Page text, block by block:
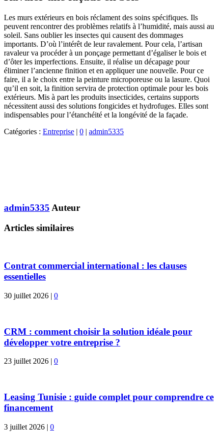
Les murs extérieurs en bois réclament des soins spécifiques. Ils
peuvent rencontrer des problèmes relatifs à l’humidité, mais aussi au
soleil. Sans oublier les insectes qui causent des dommages
importants. D’où l’intérêt de leur ravalement. Pour cela, l’artisan
ravaleur va procéder à un ponçage permettant d’égaliser le bois et
d’ôter les imperfections. Ensuite, il réalise un décapage pour
éliminer l’ancienne finition et en appliquer une nouvelle. Pour ce
faire, il a le choix entre la peinture microporeuse ou la lasure. Quoi
qu’il en soit, la finition servira de protection optimale pour les bois
extérieurs. Mis à part les produits insecticides, certains supports
nécessitent aussi des solutions fongicides et hydrofuges. Elles sont
indispensables pour l’étanchéité et la longévité de la façade.
Catégories : Entreprise | 0 | admin5335
admin5335 Auteur
Articles similaires
Contrat commercial international : les clauses
essentielles
30 juillet 2026 | 0
CRM : comment choisir la solution idéale pour
développer votre entreprise ?
23 juillet 2026 | 0
Leasing Tunisie : guide complet pour comprendre ce
financement
3 juillet 2026 | 0